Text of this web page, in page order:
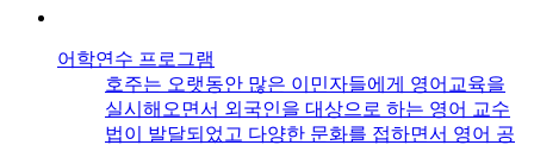
어학연수 프로그램
호주는 오랫동안 많은 이민자들에게 영어교육을
실시해오면서 외국인을 대상으로 하는 영어 교수
법이 발달되었고 다양한 문화를 접하면서 영어 공